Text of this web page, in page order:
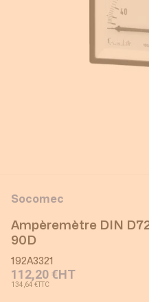
Socomec
Ampèremètre DIN
90D
192A3321
112,20 €HT
134,64 €TTC